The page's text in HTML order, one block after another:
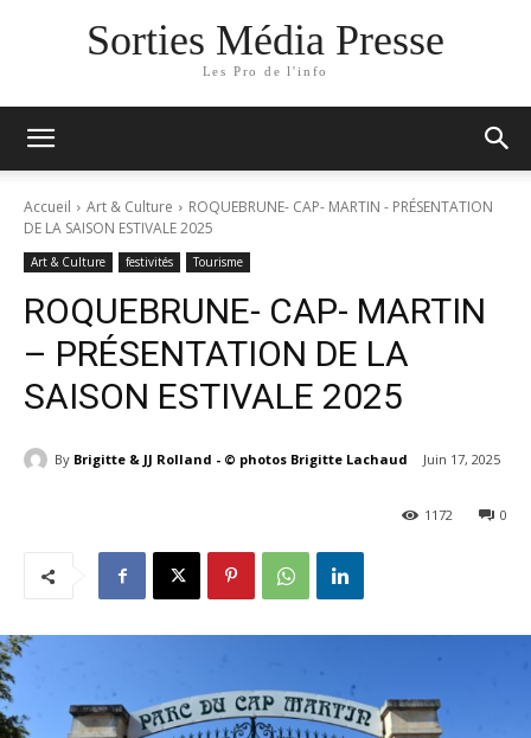
Sorties Média Presse
Les Pro de l'info
Accueil Art & Culture
ROQUEBRUNE- CAP- MARTIN - PRÉSENTATION
DE LA SAISON ESTIVALE 2025
Art & Culture festivités Tourisme
ROQUEBRUNE- CAP- MARTIN
– PRÉSENTATION DE LA
SAISON ESTIVALE 2025
By Brigitte & JJ Rolland - © photos Brigitte Lachaud Juin 17, 2025
0
1172